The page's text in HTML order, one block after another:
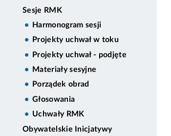
Sesje RMK
Harmonogram sesji
Projekty uchwał w toku
Projekty uchwał - podjęte
Materiały sesyjne
Porządek obrad
Głosowania
Uchwały RMK
Obywatelskie Inicjatywy